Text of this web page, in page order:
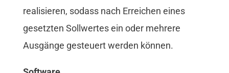
realisieren, sodass nach Erreichen eines
gesetzten Sollwertes ein oder mehrere
Ausgänge gesteuert werden können.